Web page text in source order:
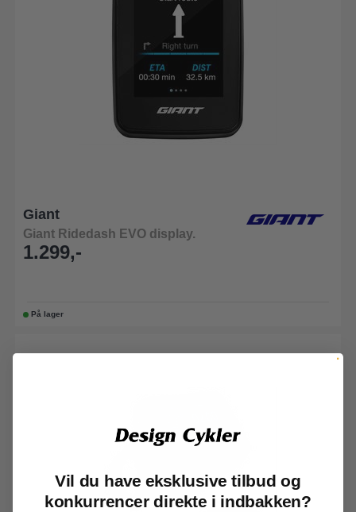
Giant
Giant Ridedash EVO display.
1.299,-
På lager
Vil du have eksklusive tilbud og
konkurrencer direkte i indbakken?